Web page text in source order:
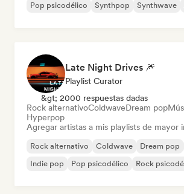
Pop psicodélico
Synthpop Synthwave
Late Night Drives 🎆
Playlist Curator
&gt; 2000 respuestas dadas
Rock alternativoColdwaveDream pop
Hyperpop
Agregar artistas a mis playlists de mayor
Rock alternativo Coldwave Dream pop
Indie pop
Pop psicodélico Rock